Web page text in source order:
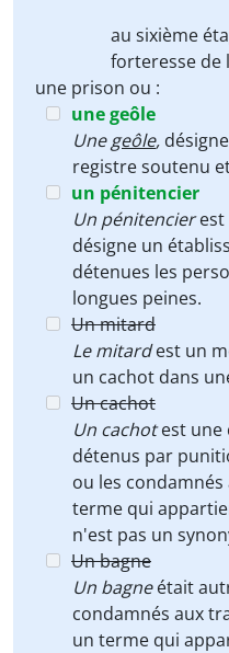
au sixième
forteresse de
une prison ou :
une geôle
Une geôle,
registre soutenu
un pénitencier
Un pénitencier
désigne un
détenues les
longues peines.
Un mitard
Le mitardest un
un cachot dans
Un cachot
Un cachotest une
détenus par
ou les
terme qui
n'est pas un
Un bagne
Un bagneétait
condamnés aux
un terme qui